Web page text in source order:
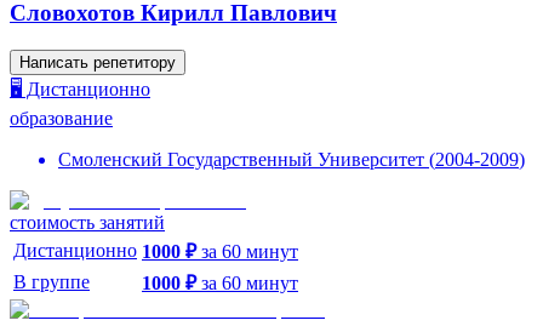
Словохотов Кирилл Павлович
Написать репетитору
🖥️ Дистанционно
образование
Смоленский Государственный Университет (2004-2009)
стоимость занятий
Дистанционно 1000 ₽ за 60 минут
В группе
1000 ₽ за 60 минут